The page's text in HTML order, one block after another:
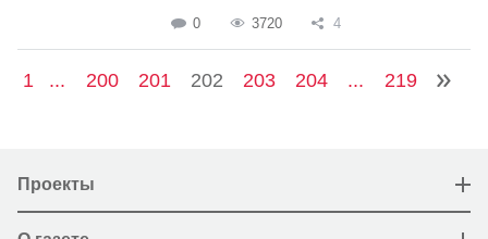
0 3720 4
1 ... 200 201 202 203 204 ... 219
Проекты